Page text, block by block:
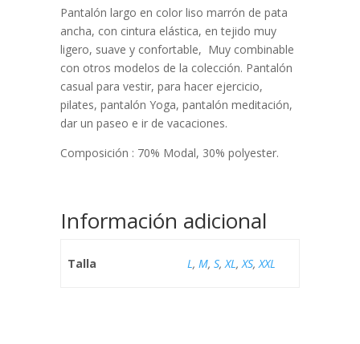
Pantalón largo en color liso marrón de pata
ancha, con cintura elástica, en tejido muy
ligero, suave y confortable, Muy combinable
con otros modelos de la colección. Pantalón
casual para vestir, para hacer ejercicio,
pilates, pantalón Yoga, pantalón meditación,
dar un paseo e ir de vacaciones.
Composición : 70% Modal, 30% polyester.
Información adicional
Talla L, M, S,XL,XS,XXL